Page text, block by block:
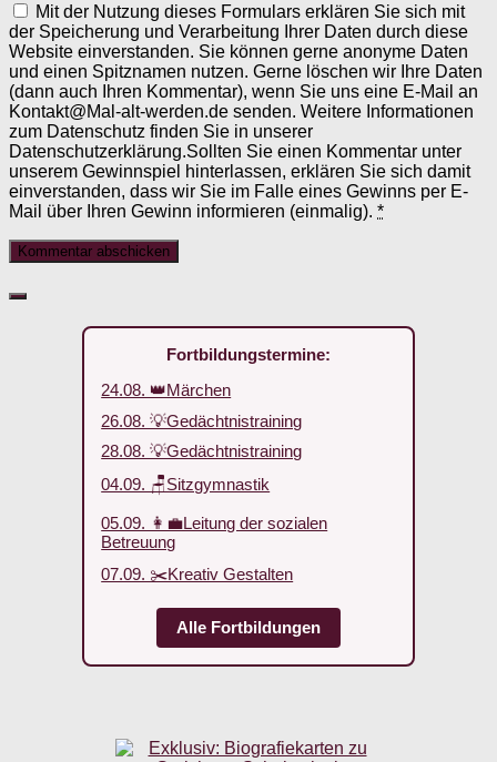
Mit der Nutzung dieses Formulars erklären Sie sich mit
der Speicherung und Verarbeitung Ihrer Daten durch diese
Website einverstanden. Sie können gerne anonyme Daten
und einen Spitznamen nutzen. Gerne löschen wir Ihre Daten
(dann auch Ihren Kommentar), wenn Sie uns eine E-Mail an
Kontakt@Mal-alt-werden.de senden. Weitere Informationen
zum Datenschutz finden Sie in unserer
Datenschutzerklärung.Sollten Sie einen Kommentar unter
unserem Gewinnspiel hinterlassen, erklären Sie sich damit
einverstanden, dass wir Sie im Falle eines Gewinns per E-
Mail über Ihren Gewinn informieren (einmalig). *
Fortbildungstermine:
24.08. 👑Märchen
26.08. 💡Gedächtnistraining
28.08. 💡Gedächtnistraining
04.09. 🪑Sitzgymnastik
05.09. 👩‍💼Leitung der sozialen
Betreuung
07.09. ✂️Kreativ Gestalten
Alle Fortbildungen